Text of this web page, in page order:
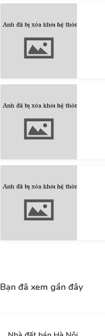
Bạn đã xem gần đây